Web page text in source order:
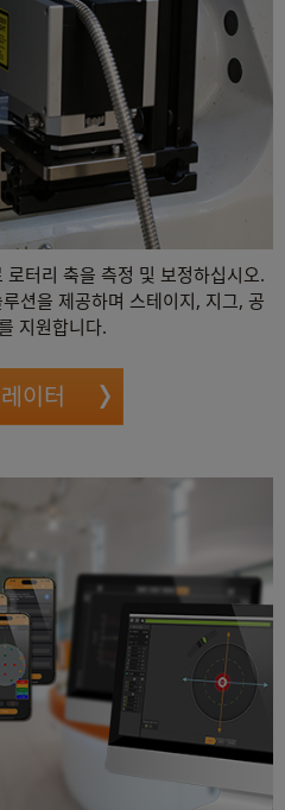
터리 축을 측정 및 보정하십시오.
션을 제공하며 스테이지, 지그, 공
지원합니다.
이터